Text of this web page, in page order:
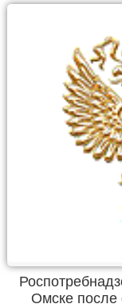
Омске после